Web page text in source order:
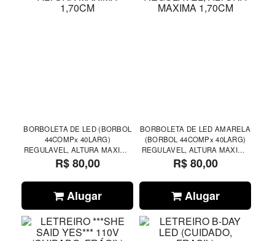
BORBOLETA DE LED (BORBOL
44COMPx 40LARG)
REGULAVEL, ALTURA MAXIMA
1,70CM
R$ 80,00
Alugar
BORBOLETA DE LED AMARELA
(BORBOL 44COMPx 40LARG)
REGULAVEL, ALTURA MAXIMA
1,70CM
R$ 80,00
Alugar